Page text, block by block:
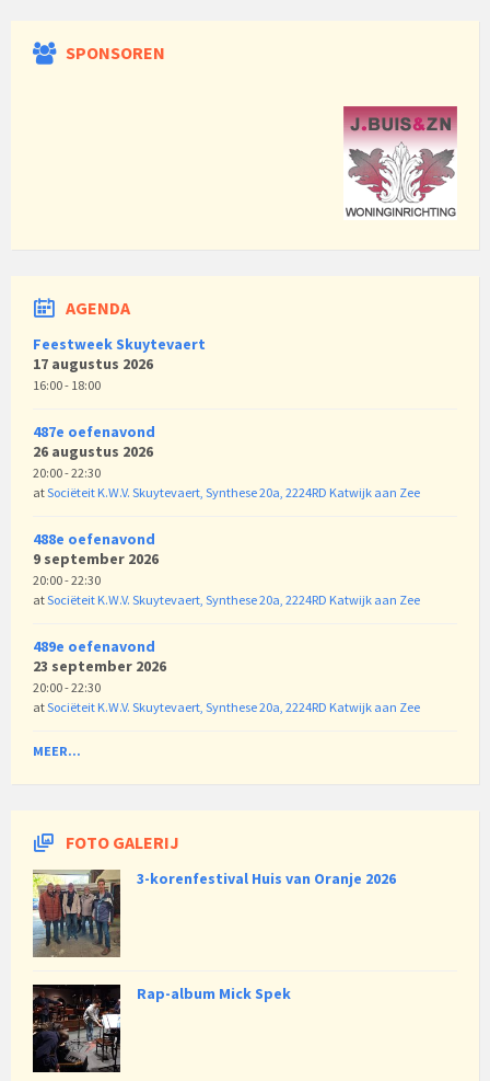
SPONSOREN
AGENDA
Feestweek Skuytevaert
17 augustus 2026
16:00 - 18:00
487e oefenavond
26 augustus 2026
20:00 - 22:30
atSociëteit K.W.V. Skuytevaert, Synthese 20a, 2224RD Katwijk aan Zee
488e oefenavond
9 september 2026
20:00 - 22:30
atSociëteit K.W.V. Skuytevaert, Synthese 20a, 2224RD Katwijk aan Zee
489e oefenavond
23 september 2026
20:00 - 22:30
atSociëteit K.W.V. Skuytevaert, Synthese 20a, 2224RD Katwijk aan Zee
MEER...
FOTO GALERIJ
3-korenfestival Huis van Oranje 2026
Rap-album Mick Spek